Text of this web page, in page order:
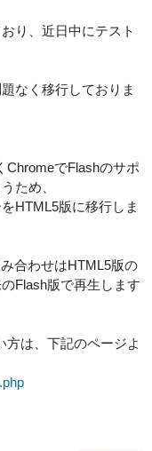
り、近日中にテスト
なく移行しておりま
ChromeでFlashのサポ
ため、
HTML5版に移行しま
合わせはHTML5版の
Flash版で再生します
方は、下記のページよ